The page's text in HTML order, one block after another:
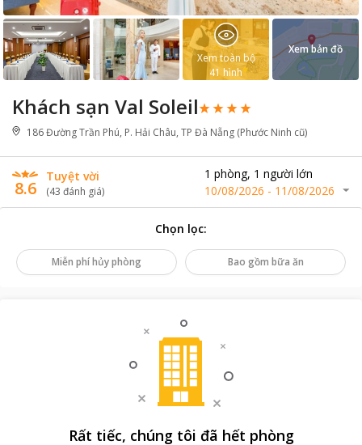
Khách sạn Val Soleil
186 Đường Trần Phú, P. Hải Châu, TP Đà Nẵng (Phước Ninh cũ)
8.6
Tuyệt vời
(43 đánh giá)
1 phòng, 1 người lớn
10/08/2026 - 11/08/2026
Xem toàn bộ
41 hình
Xem bản đồ
Chọn lọc:
Miễn phí hủy phòng Bao gồm bữa ăn
Rất tiếc, chúng tôi đã hết phòng